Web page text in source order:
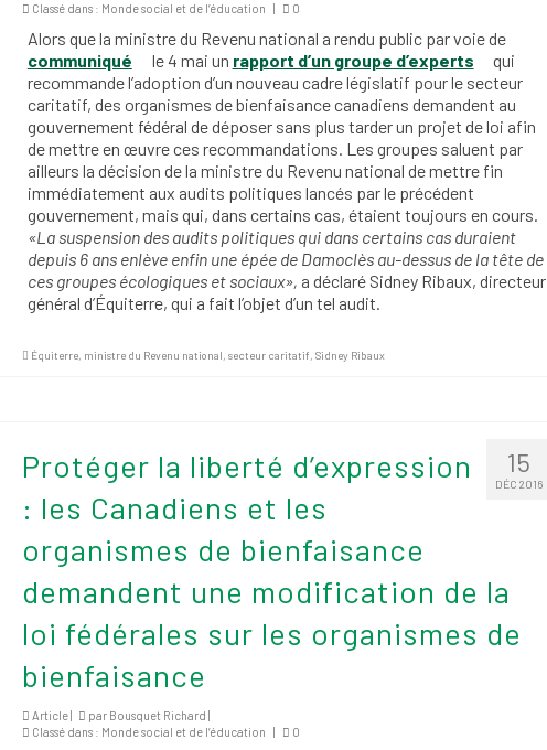
Classé dans : Monde social et de l’éducation | 0
Alors que la ministre du Revenu national a rendu public par voie de
communiqué
le 4 mai un rapport d’un groupe d’experts
qui
recommande l’adoption d’un nouveau cadre législatif pour le secteur
caritatif, des organismes de bienfaisance canadiens demandent au
gouvernement fédéral de déposer sans plus tarder un projet de loi afin
de mettre en œuvre ces recommandations. Les groupes saluent par
ailleurs la décision de la ministre du Revenu national de mettre fin
immédiatement aux audits politiques lancés par le précédent
gouvernement, mais qui, dans certains cas, étaient toujours en cours.
«La suspension des audits politiques qui dans certains cas duraient
depuis 6 ans enlève enfin une épée de Damoclès au-dessus de la tête de
ces groupes écologiques et sociaux», a déclaré Sidney Ribaux, directeur
général d’Équiterre, qui a fait l’objet d’un tel audit.
Équiterre, ministre du Revenu national, secteur caritatif, Sidney Ribaux
15
DÉC 2016
Protéger la liberté d’expression
: les Canadiens et les
organismes de bienfaisance
demandent une modification de la
loi fédérales sur les organismes de
bienfaisance
Article | par Bousquet Richard |
Classé dans : Monde social et de l’éducation | 0